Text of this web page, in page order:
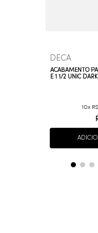
DECA
ACABAMENTO
E 1 1/2 UNIC
10 R$